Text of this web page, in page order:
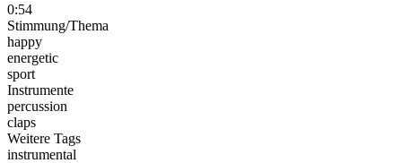
0:54
Stimmung/Thema
happy
energetic
sport
Instrumente
percussion
claps
Weitere Tags
instrumental